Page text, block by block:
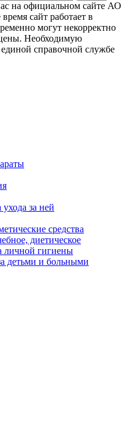
на официальном сайте АО
сайт работает в
могут некорректно
Необходимую
справочной службе
за ней
средства
диетическое
личной гигиены
детьми и больными